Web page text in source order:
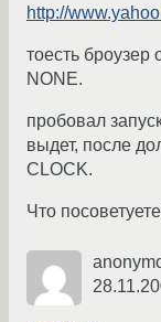
http://
тоесть броузер
NONE.
пробовал
выдет, после
CLOCK.
Что